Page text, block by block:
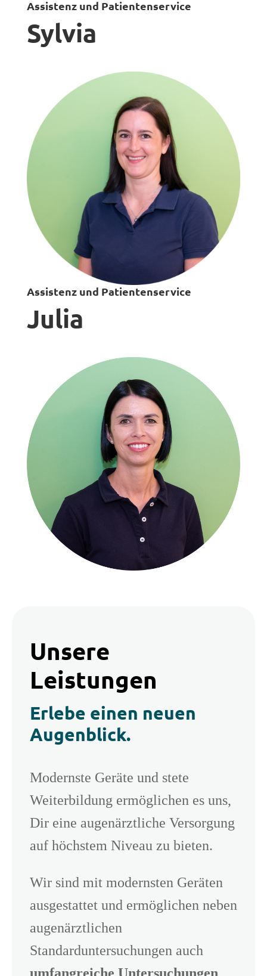
Assistenz und Patientenservice
Sylvia
Assistenz und Patientenservice
Julia
Unsere
Leistungen
Erlebe einen neuen
Augenblick.
Modernste Geräte und stete
Weiterbildung ermöglichen es uns,
Dir eine augenärztliche Versorgung
auf höchstem Niveau zu bieten.
Wir sind mit modernsten Geräten
ausgestattet und ermöglichen neben
augenärztlichen
Standarduntersuchungen auch